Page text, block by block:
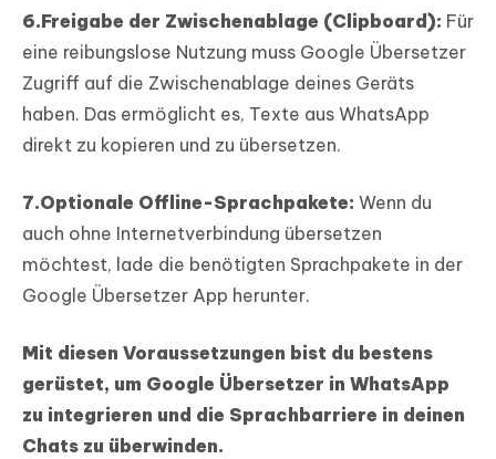
6.Freigabe der Zwischenablage (Clipboard): Für
eine reibungslose Nutzung muss Google Übersetzer
Zugriff auf die Zwischenablage deines Geräts
haben. Das ermöglicht es, Texte aus WhatsApp
direkt zu kopieren und zu übersetzen.
7.Optionale Offline-Sprachpakete: Wenn du
auch ohne Internetverbindung übersetzen
möchtest, lade die benötigten Sprachpakete in der
Google Übersetzer App herunter.
Mit diesen Voraussetzungen bist du bestens
gerüstet, um Google Übersetzer in WhatsApp
zu integrieren und die Sprachbarriere in deinen
Chats zu überwinden.